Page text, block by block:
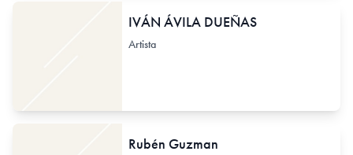
IVÁN ÁVILA DUEÑAS
Artista
Rubén Guzman